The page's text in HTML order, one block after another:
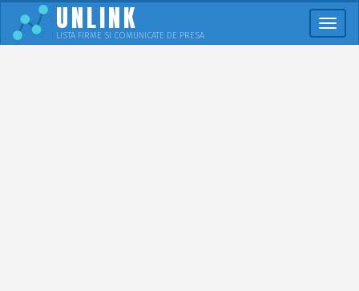
UNLINK
LISTA FIRME SI COMUNICATE DE PRESA